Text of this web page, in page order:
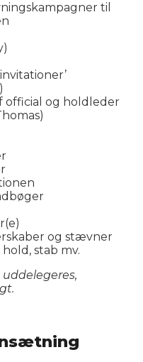
til
official og holdleder
og stævner
stab mv.